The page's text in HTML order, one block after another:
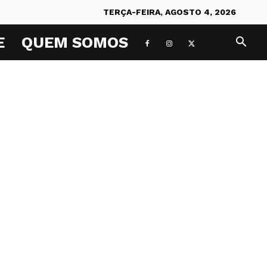
TERÇA-FEIRA, AGOSTO 4, 2026
QUEM SOMOS